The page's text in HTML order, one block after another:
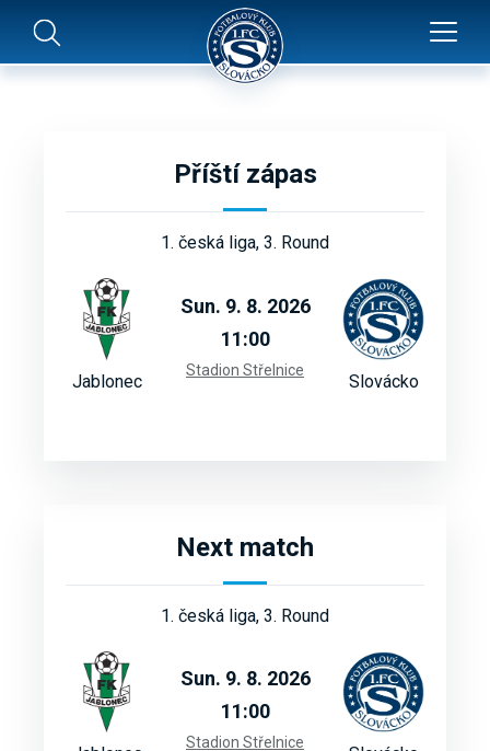
Příští zápas
1. česká liga, 3. Round
Jablonec
Sun. 9. 8. 2026
11:00
Stadion Střelnice
Slovácko
Next match
1. česká liga, 3. Round
Sun. 9. 8. 2026
11:00
Stadion Střelnice